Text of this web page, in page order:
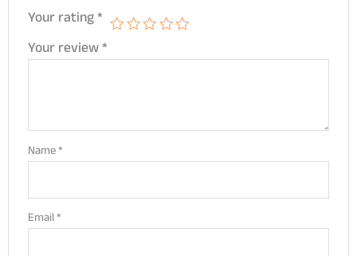
Your rating*
Your review*
Name*
Email*